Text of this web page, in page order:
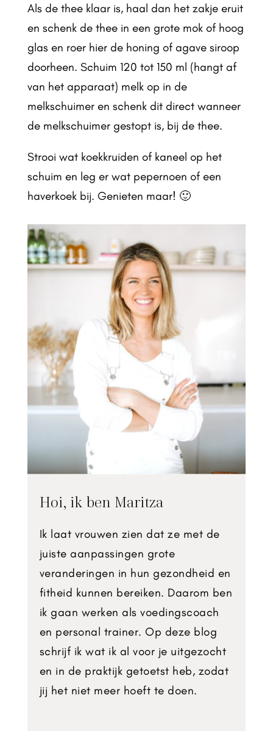
Als de thee klaar is, haal dan het zakje eruit
en schenk de thee in een grote mok of hoog
glas en roer hier de honing of agave siroop
doorheen. Schuim 120 tot 150 ml (hangt af
van het apparaat) melk op in de
melkschuimer en schenk dit direct wanneer
de melkschuimer gestopt is, bij de thee.
Strooi wat koekkruiden of kaneel op het
schuim en leg er wat pepernoen of een
haverkoek bij. Genieten maar! 🙂
Hoi, ik ben Maritza
Ik laat vrouwen zien dat ze met de
juiste aanpassingen grote
veranderingen in hun gezondheid en
fitheid kunnen bereiken. Daarom ben
ik gaan werken als voedingscoach
en personal trainer. Op deze blog
schrijf ik wat ik al voor je uitgezocht
en in de praktijk getoetst heb, zodat
jij het niet meer hoeft te doen.